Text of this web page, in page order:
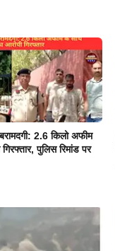
2.6 किलो अफीम
पुलिस रिमांड पर